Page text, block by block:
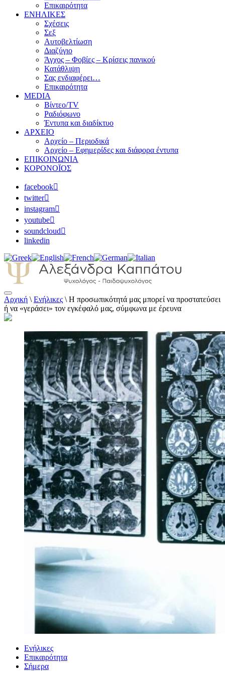
Επικαιρότητα
ΕΝΗΛΙΚΕΣ
Σχέσεις
Σεξ
Αυτοβελτίωση
Διαζύγιο
Άγχος – Φοβίες – Κρίσεις πανικού
Κατάθλιψη
Σας ενδιαφέρει…
Επικαιρότητα
MEDIA
Βίντεο/TV
Ραδιόφωνο
Έντυπα και διαδίκτυο
ΑΡΧΕΙΟ
Αρχείο – Περιοδικά
Αρχείο – Εφημερίδες και διάφορα έντυπα
ΕΠΙΚΟΙΝΩΝΙΑ
ΚΟΡΟΝΟΪΟΣ
facebook
twitter
instagram
youtube
soundcloud
linkedin
Αλεξάνδρα Καππάτου Ψυχολόγος –
Παιδοψυχολόγος
Αρχική \ Ενήλικες \ Η προσωπικότητά μας μπορεί να προστατεύσει
ή να «γεράσει» τον εγκέφαλό μας, σύμφωνα με έρευνα
Ενήλικες
Επικαιρότητα
Σήμερα